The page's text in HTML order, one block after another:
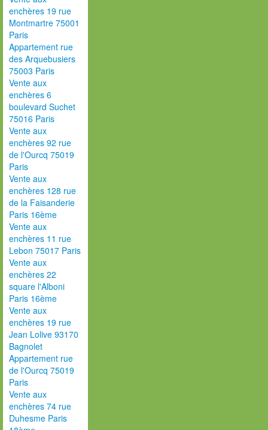
enchères 19 rue
Montmartre 75001
Paris
Appartement rue
des Arquebusiers
75003 Paris
Vente aux
enchères 6
boulevard Suchet
75016 Paris
Vente aux
enchères 92 rue
de l'Ourcq 75019
Paris
Vente aux
enchères 128 rue
de la Faisanderie
Paris 16ème
Vente aux
enchères 11 rue
Lebon 75017 Paris
Vente aux
enchères 22
square l'Alboni
Paris 16ème
Vente aux
enchères 19 rue
Jean Lolive 93170
Bagnolet
Appartement rue
de l'Ourcq 75019
Paris
Vente aux
enchères 74 rue
Duhesme Paris